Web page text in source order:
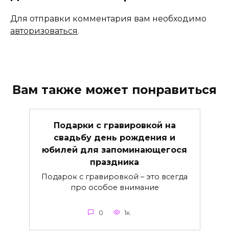
Для отправки комментария вам необходимо
авторизоваться.
Вам также может понравиться
Подарки с гравировкой на
свадьбу день рождения и
юбилей для запоминающегося
праздника
Подарок с гравировкой – это всегда
про особое внимание
0 1к.